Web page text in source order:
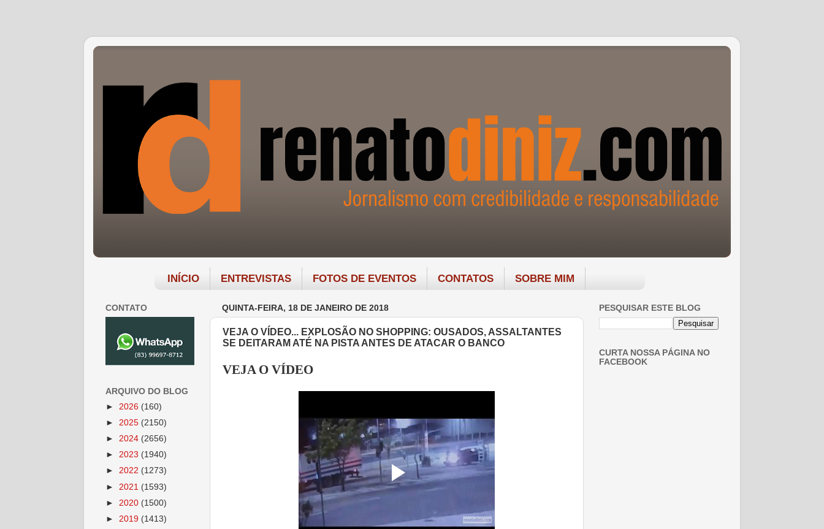
INÍCIO ENTREVISTAS FOTOS DE EVENTOS CONTATOS SOBRE MIM
QUINTA-FEIRA, 18 DE JANEIRO DE 2018
VEJA O VÍDEO... EXPLOSÃO NO SHOPPING: OUSADOS, ASSALTANTES
SE DEITARAM ATÉ NA PISTA ANTES DE ATACAR O BANCO
VEJA O VÍDEO
CONTATO
ARQUIVO DO BLOG
► 2026 (160)
► 2025 (2150)
► 2024 (2656)
► 2023 (1940)
► 2022 (1273)
► 2021 (1593)
► 2020 (1500)
► 2019 (1413)
PESQUISAR ESTE BLOG
CURTA NOSSA PÁGINA NO
FACEBOOK